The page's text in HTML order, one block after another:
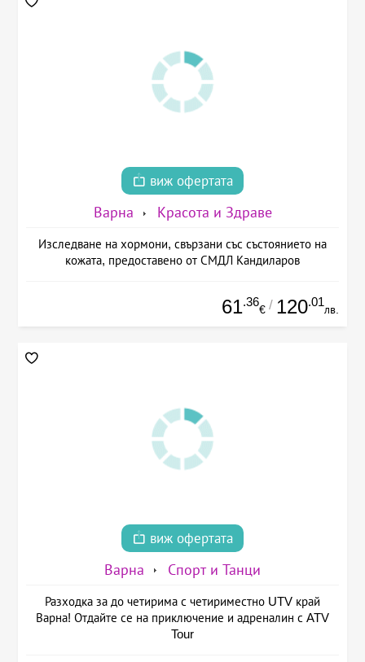
виж офертата
Варна Красота и Здраве
Изследване на хормони, свързани със състоянието на
кожата, предоставено от СМДЛ Кандиларов
61.36
€ / 120.01
лв.
виж офертата
Варна Спорт и Танци
Разходка за до четирима с четириместно UTV край
Варна! Отдайте се на приключение и адреналин с ATV
Tour